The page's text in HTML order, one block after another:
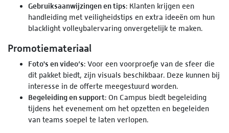
Gebruiksaanwijzingen en tips: Klanten krijgen een
handleiding met veiligheidstips en extra ideeën om hun
blacklight volleybalervaring onvergetelijk te maken.
Promotiemateriaal
Foto's en video’s: Voor een voorproefje van de sfeer die
dit pakket biedt, zijn visuals beschikbaar. Deze kunnen bij
interesse in de offerte meegestuurd worden.
Begeleiding en support: On Campus biedt begeleiding
tijdens het evenement om het opzetten en begeleiden
van teams soepel te laten verlopen.